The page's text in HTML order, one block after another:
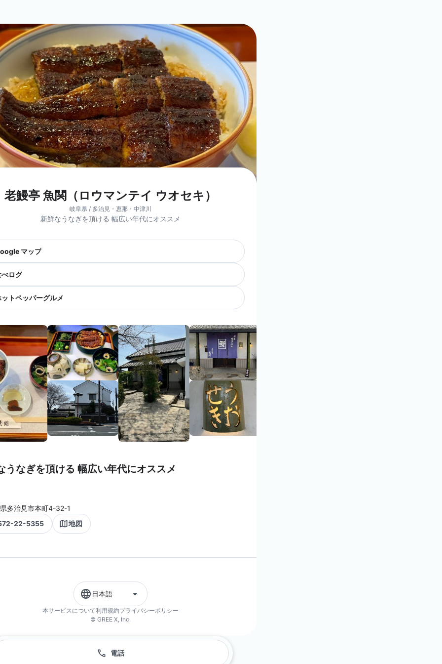
老鰻亭 魚関（ロウマンテイ ウオセキ）
岐阜県 / 多治見・恵那・中津川
新鮮なうなぎを頂ける 幅広い年代にオススメ
マップ
べログ
ットペッパーグルメ
うなぎを頂ける 幅広い年代にオススメ
多治見市本町4-32-1
22-5355
地図
日本語
本サービスについて利用規約プライバシーポリシー
© GREE X, Inc.
電話